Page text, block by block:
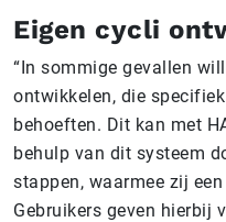
Eigen cycli
“In sommige gevallen
ontwikkelen, die
behoeften. Dit kan met
behulp van dit systeem
stappen, waarmee zij
Gebruikers geven hierbij